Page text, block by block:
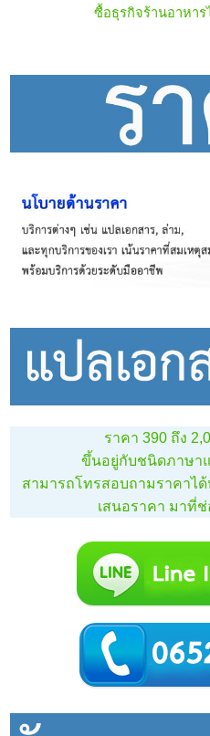
ซื้อธุรกิจร้านอาหาร
ราคา 390 ถึง
ขึ้นอยู่กับชนิดภาษาแ
สามารถโทรสอบถามราคาไ
เสนอราคา มาที่